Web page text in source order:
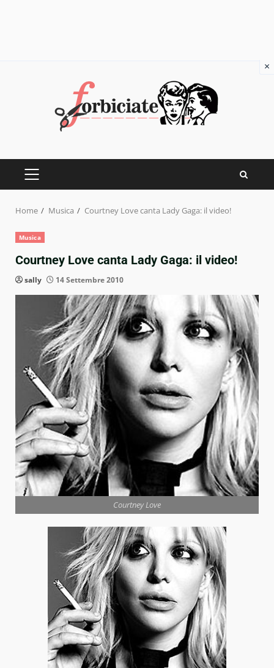
PRIMARY
Home Musica Courtney Love canta Lady Gaga: il video!
Musica
Courtney Love canta Lady Gaga: il video!
sally 14 Settembre 2010
Courtney Love
×